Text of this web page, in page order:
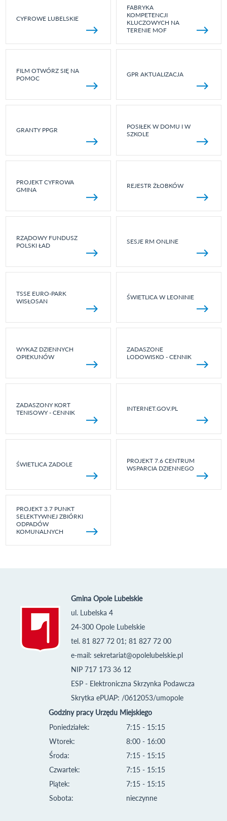
CYFROWE LUBELSKIE
FABRYKA
KOMPETENCJI
KLUCZOWYCH NA
TERENIE MOF
FILM OTWÓRZ SIĘ NA
POMOC
GPR AKTUALIZACJA
GRANTY PPGR
POSIŁEK W DOMU I W
SZKOLE
PROJEKT CYFROWA
GMINA
REJESTR ŻŁOBKÓW
RZĄDOWY FUNDUSZ
POLSKI ŁAD
SESJE RM ONLINE
TSSE EURO-PARK
WISŁOSAN
ŚWIETLICA W LEONINIE
WYKAZ DZIENNYCH
OPIEKUNÓW
ZADASZONE
LODOWISKO - CENNIK
ZADASZONY KORT
TENISOWY - CENNIK
INTERNET.GOV.PL
ŚWIETLICA ZADOLE
PROJEKT 7.6 CENTRUM
WSPARCIA DZIENNEGO
PROJEKT 3.7 PUNKT
SELEKTYWNEJ ZBIÓRKI
ODPADÓW
KOMUNALNYCH
Gmina Opole Lubelskie
ul. Lubelska 4
24-300 Opole Lubelskie
tel. 81 827 72 01; 81 827 72 00
e-mail: sekretariat@opolelubelskie.pl
NIP 717 173 36 12
ESP - Elektroniczna Skrzynka Podawcza
Skrytka ePUAP: /0612053/umopole
Godziny pracy Urzędu Miejskiego
Poniedziałek:
Wtorek:
Środa:
Czwartek:
Piątek:
Sobota:
7:15 - 15:15
8:00 - 16:00
7:15 - 15:15
7:15 - 15:15
7:15 - 15:15
nieczynne